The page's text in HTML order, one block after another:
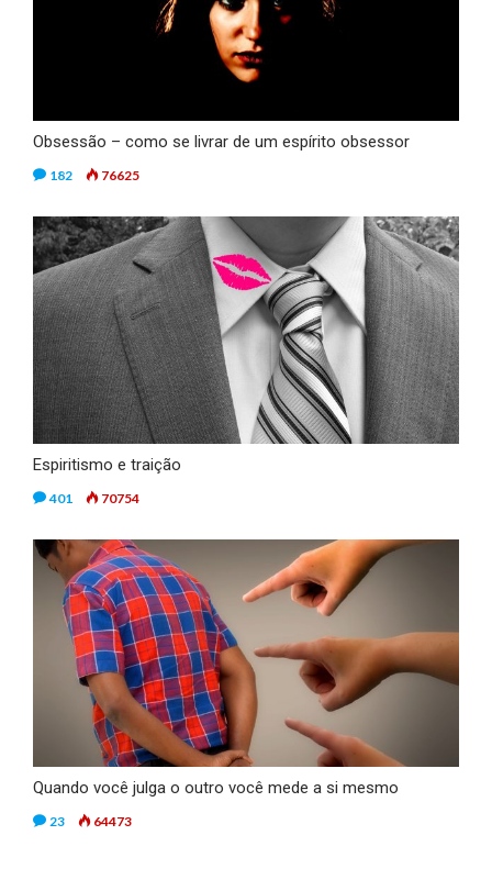
Obsessão – como se livrar de um espírito obsessor
182 76625
Espiritismo e traição
401 70754
Quando você julga o outro você mede a si mesmo
23 64473